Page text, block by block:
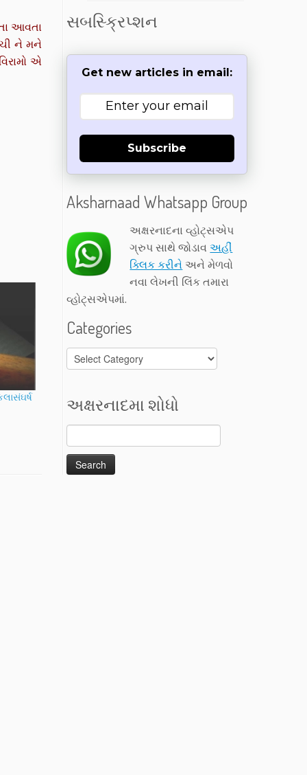
આવતા
ને મને
એ
સબસ્ક્રિપ્શન
Get new articles in email:
Subscribe
Aksharnaad Whatsapp Group
અક્ષરનાદના વ્હોટ્સએપ
ગ્રુપ સાથે જોડાવઅહીં
ક્લિક કરીને અને મેળવો
નવા લેખની લિંક તમારા
વ્હોટ્સએપમાં.
Categories
Categories
અક્ષરનાદમા શોધો